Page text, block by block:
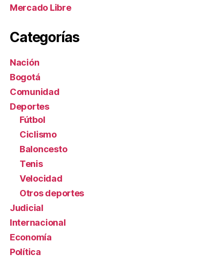
Mercado Libre
Categorías
Nación
Bogotá
Comunidad
Deportes
Fútbol
Ciclismo
Baloncesto
Tenis
Velocidad
Otros deportes
Judicial
Internacional
Economía
Política